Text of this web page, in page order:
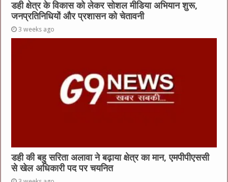
डही क्षेत्र के विकास को लेकर सोशल मीडिया अभियान शुरू,
जनप्रतिनिधियों और प्रशासन को चेतावनी
3 weeks ago
डही की बहु सरिता अलावा ने बढ़ाया क्षेत्र का मान, एमपीपीएससी
से खेल अधिकारी पद पर चयनित